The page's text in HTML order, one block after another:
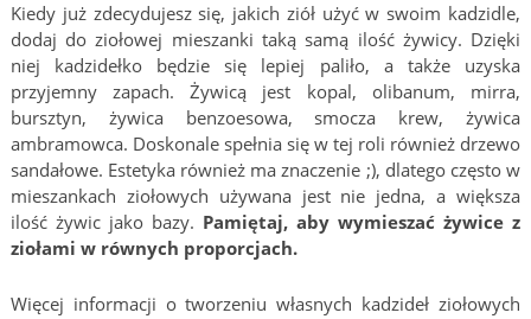
Kiedy już zdecydujesz się, jakich ziół użyć w swoim kadzidle,
dodaj do ziołowej mieszanki taką samą ilość żywicy. Dzięki
niej kadzidełko będzie się lepiej paliło, a także uzyska
przyjemny zapach. Żywicą jest kopal, olibanum, mirra,
bursztyn, żywica benzoesowa, smocza krew, żywica
ambramowca. Doskonale spełnia się w tej roli również drzewo
sandałowe. Estetyka również ma znaczenie ;), dlatego często w
mieszankach ziołowych używana jest nie jedna, a większa
ilość żywic jako bazy. Pamiętaj, aby wymieszać żywice z
ziołami w równych proporcjach.
Więcej informacji o tworzeniu własnych kadzideł ziołowych